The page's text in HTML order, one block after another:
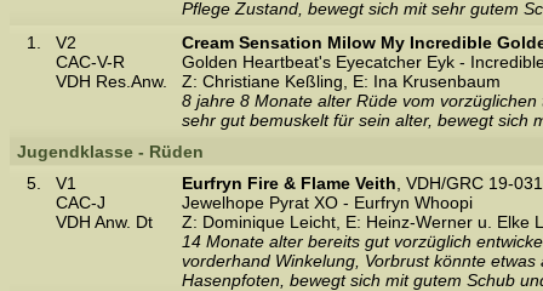
Pflege Zustand, bewegt sich mit sehr gutem
1.
V2
CAC-V-R
VDH Res.Anw.
Cream Sensation Milow My Incredible
Golden Heartbeat's Eyecatcher Eyk -
Z: Christiane Keßling, E: Ina Krusenbaum
8 jahre 8 Monate alter Rüde vom
sehr gut bemuskelt für sein alter, bewegt sich
Jugendklasse - Rüden
5.
V1
CAC-J
VDH Anw. Dt
Eurfryn Fire & Flame Veith , VDH/GRC 19-
Jewelhope Pyrat XO - Eurfryn Whoopi
Z: Dominique Leicht, E: Heinz-Werner u. Elke
14 Monate alter bereits gut vorzüglich
vorderhand Winkelung, Vorbrust könnte
Hasenpfoten, bewegt sich mit gutem Schub